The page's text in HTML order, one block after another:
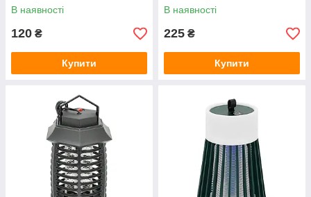
В наявності
120 ₴
Купити
В наявності
225 ₴
Купити